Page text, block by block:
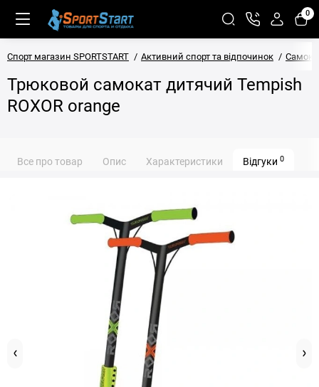
0
Спорт магазин SPORTSTART Активний спорт та відпочинок
Трюковой самокат дитячий Tempish
ROXOR orange
Все про товар Опис Характеристики Відгуки 0